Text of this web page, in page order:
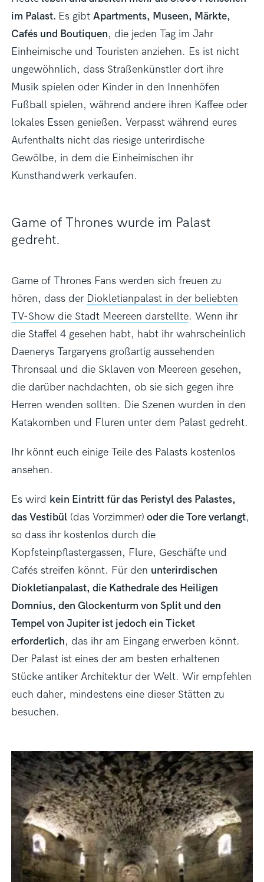
im Palast. Es gibt Apartments, Museen, Märkte,
Cafés und Boutiquen, die jeden Tag im Jahr
Einheimische und Touristen anziehen. Es ist nicht
ungewöhnlich, dass Straßenkünstler dort ihre
Musik spielen oder Kinder in den Innenhöfen
Fußball spielen, während andere ihren Kaffee oder
lokales Essen genießen. Verpasst während eures
Aufenthalts nicht das riesige unterirdische
Gewölbe, in dem die Einheimischen ihr
Kunsthandwerk verkaufen.
Game of Thrones wurde im Palast
gedreht.
Game of Thrones Fans werden sich freuen zu
hören, dass der Diokletianpalast in der beliebten
TV-Show die Stadt Meereen darstellte. Wenn ihr
die Staffel 4 gesehen habt, habt ihr wahrscheinlich
Daenerys Targaryens großartig aussehenden
Thronsaal und die Sklaven von Meereen gesehen,
die darüber nachdachten, ob sie sich gegen ihre
Herren wenden sollten. Die Szenen wurden in den
Katakomben und Fluren unter dem Palast gedreht.
Ihr könnt euch einige Teile des Palasts kostenlos
ansehen.
Es wird kein Eintritt für das Peristyl des Palastes,
das Vestibül(das Vorzimmer) oder die Tore verlangt,
so dass ihr kostenlos durch die
Kopfsteinpflastergassen, Flure, Geschäfte und
Cafés streifen könnt. Für den unterirdischen
Diokletianpalast, die Kathedrale des Heiligen
Domnius, den Glockenturm von Split und den
Tempel von Jupiter ist jedoch ein Ticket
erforderlich, das ihr am Eingang erwerben könnt.
Der Palast ist eines der am besten erhaltenen
Stücke antiker Architektur der Welt. Wir empfehlen
euch daher, mindestens eine dieser Stätten zu
besuchen.